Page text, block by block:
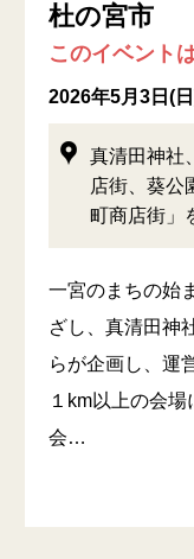
杜の宮市
このイベント
2026年5月3日(
真清田神社
店街、葵公
町商店街」
一宮のまちの始
ざし、真清田神
らが企画し、運
１km以上の会
会…